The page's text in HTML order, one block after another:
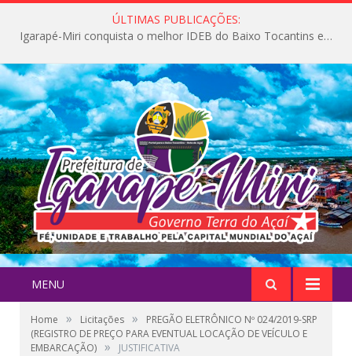
ÚLTIMAS PUBLICAÇÕES:
Igarapé-Miri conquista o melhor IDEB do Baixo Tocantins e avança na qualidade da educação pública
MENU
Home » Licitações »
PREGÃO ELETRÔNICO Nº 024/2019-SRP
(REGISTRO DE PREÇO PARA EVENTUAL LOCAÇÃO DE VEÍCULO E
EMBARCAÇÃO) » JUSTIFICATIVA